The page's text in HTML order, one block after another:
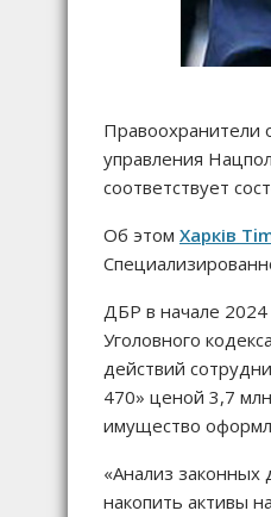
Правоохранители
управления
соответствует
Об этом Харків
ДБР в начале 2024
Уголовного
действий
470» ценой 3,7
имущество
«Анализ законных
накопить активы